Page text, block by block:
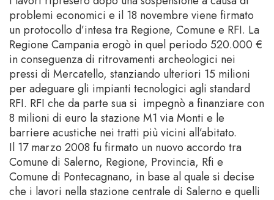
problemi economici e il 18 novembre viene firmato
un protocollo d’intesa tra Regione, Comune e RFI. La
Regione Campania erogò in quel periodo 520.000 €
in conseguenza di ritrovamenti archeologici nei
pressi di Mercatello, stanziando ulteriori 15 milioni
per adeguare gli impianti tecnologici agli standard
RFI. RFI che da parte sua si impegnò a finanziare con
8 milioni di euro la stazione M1 via Monti e le
barriere acustiche nei tratti più vicini all’abitato.
Il 17 marzo 2008 fu firmato un nuovo accordo tra
Comune di Salerno, Regione, Provincia, Rfi e
Comune di Pontecagnano, in base al quale si decise
che i lavori nella stazione centrale di Salerno e quelli